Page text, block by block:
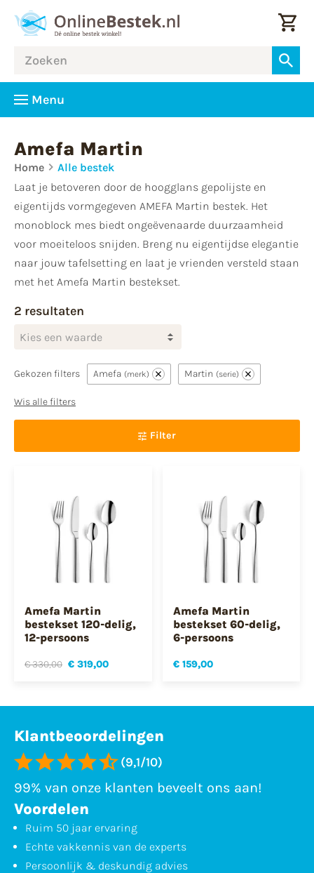
Menu
Amefa Martin
Home
Alle bestek
Laat je betoveren door de hoogglans gepolijste en
eigentijds vormgegeven AMEFA Martin bestek. Het
monoblock mes biedt ongeëvenaarde duurzaamheid
voor moeiteloos snijden. Breng nu eigentijdse elegantie
naar jouw tafelsetting en laat je vrienden versteld staan
met het Amefa Martin bestekset.
2 resultaten
Kies een waarde
Gekozen filters Amefa merk Martin serie
Wis alle filters
Filter
Amefa Martin
bestekset 120-delig,
12-persoons
€ 330,00 € 319,00
Amefa Martin
bestekset 60-delig,
6-persoons
€ 159,00
Klantbeoordelingen
(9,1/10)
99% van onze klanten beveelt ons aan!
Voordelen
Ruim 50 jaar ervaring
Echte vakkennis van de experts
Persoonlijk & deskundig advies